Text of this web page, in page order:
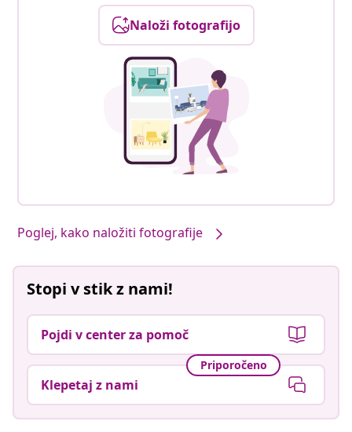
Naloži fotografijo
Poglej, kako naložiti fotografije
Stopi v stik z nami!
Pojdi v center za pomoč
Priporočeno
Klepetaj z nami